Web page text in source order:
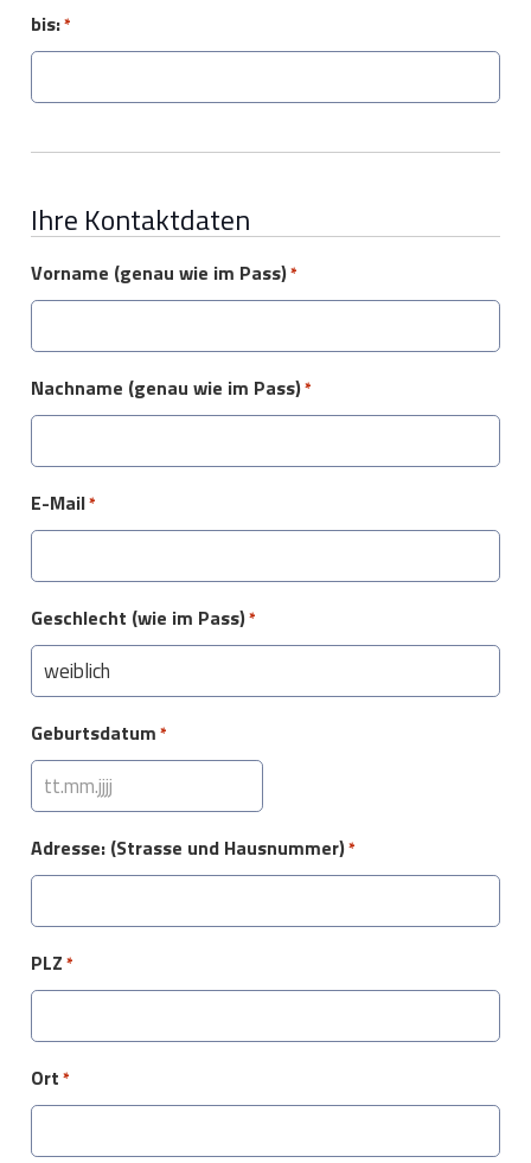
bis:*
Ihre Kontaktdaten
Vorname (genau wie im Pass)*
Nachname (genau wie im Pass)*
E-Mail*
Geschlecht (wie im Pass)*
Geburtsdatum *
TT
JJJJ
Adresse: (Strasse und Hausnummer)*
PLZ *
Ort *